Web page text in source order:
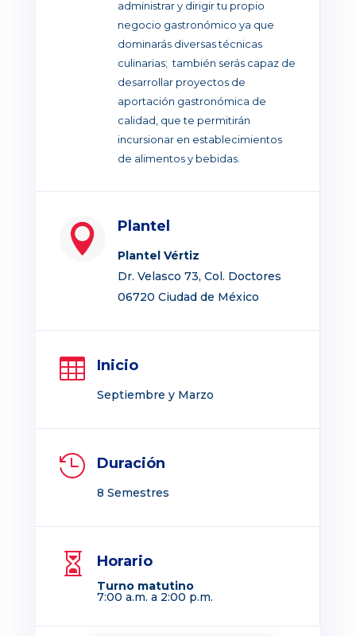
administrar y dirigir tu propio
negocio gastronómico ya que
dominarás diversas técnicas
culinarias; también serás capaz de
desarrollar proyectos de
aportación gastronómica de
calidad, que te permitirán
incursionar en establecimientos
de alimentos y bebidas.
 Plantel
Plantel Vértiz
Dr. Velasco 73, Col. Doctores
06720 Ciudad de México
 Inicio
Septiembre y Marzo
 Duración
8 Semestres
 Horario
Turno matutino
7:00 a.m. a 2:00 p.m.